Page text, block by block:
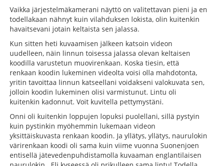
Vaikka järjestelmäkamerani näyttö on valitettavan pieni ja en
todellakaan nähnyt kuin vilahduksen lokista, olin kuitenkin
havaitsevani jotain keltaista sen jalassa.
Kun sitten heti kuvaamisen jälkeen katsoin videon
uudelleen, näin linnun toisessa jalassa olevan keltaisen
koodilla varustetun muovirenkaan. Koska tiesin, että
renkaan koodin lukeminen videolta voisi olla mahdotonta,
yritin tavoittaa linnun katseellani voidakseni valokuvata sen,
jolloin koodin lukeminen olisi varmistunut. Lintu oli
kuitenkin kadonnut. Voit kuvitella pettymystäni.
Onni oli kuitenkin loppujen lopuksi puolellani, sillä pystyin
kuin pystinkin myöhemmin lukemaan videon
yksittäiskuvasta renkaan koodin. Ja yllätys, yllätys, naurulokin
värirenkaan koodi oli sama kuin viime vuonna Suonenjoen
entisellä jätevedenpuhdistamolla kuvaaman englantilaisen